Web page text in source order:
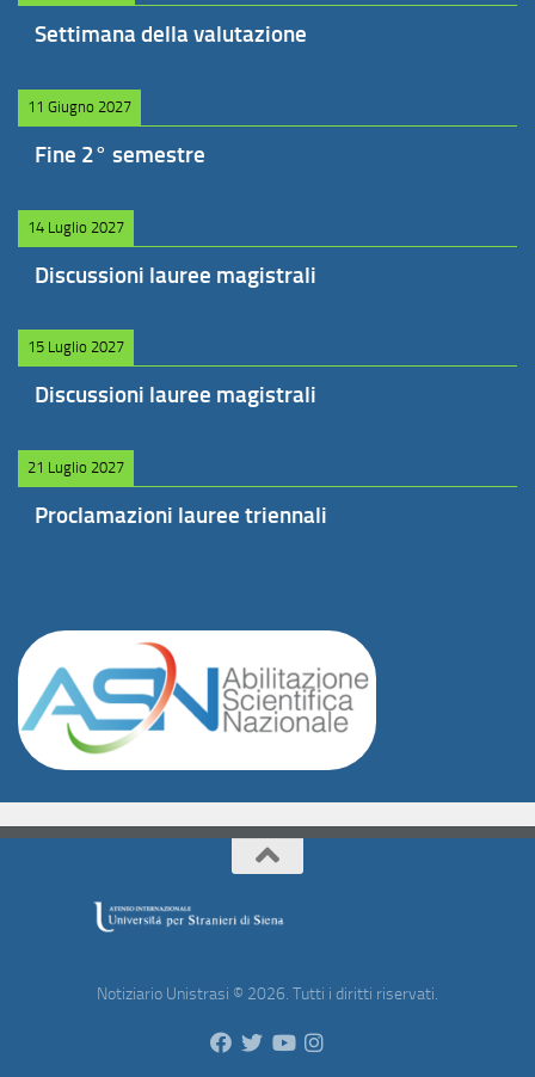
Settimana della valutazione
11 Giugno 2027
Fine 2° semestre
14 Luglio 2027
Discussioni lauree magistrali
15 Luglio 2027
Discussioni lauree magistrali
21 Luglio 2027
Proclamazioni lauree triennali
Notiziario Unistrasi © 2026. Tutti i diritti riservati.